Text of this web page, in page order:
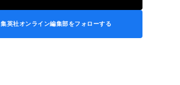
集英社オンライン編集部をフォローする